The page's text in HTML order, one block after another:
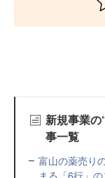
新規事業
事一覧
富山の薬売り
まる「6行」